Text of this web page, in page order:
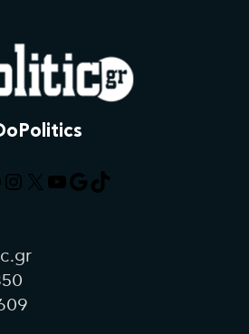
Instagram
X YouTube
Google
TikTok